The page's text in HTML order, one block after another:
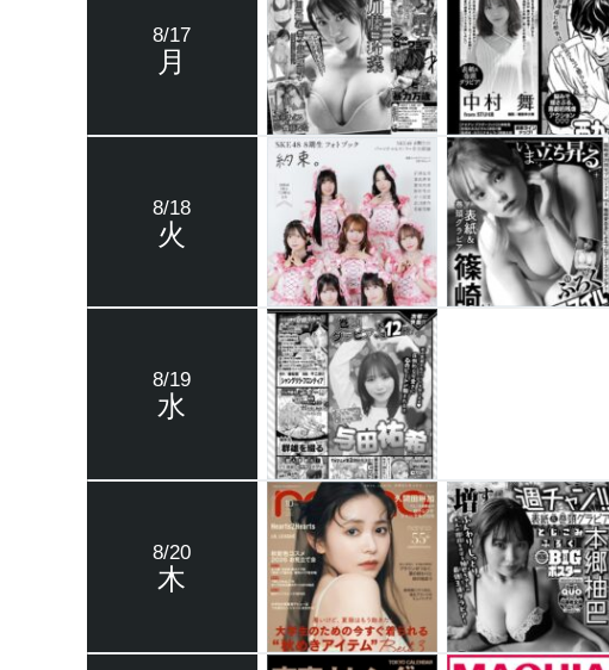
8/17
月
8/18
火
8/19
水
8/20
木